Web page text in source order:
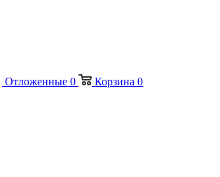
Отложенные 0 Корзина 0